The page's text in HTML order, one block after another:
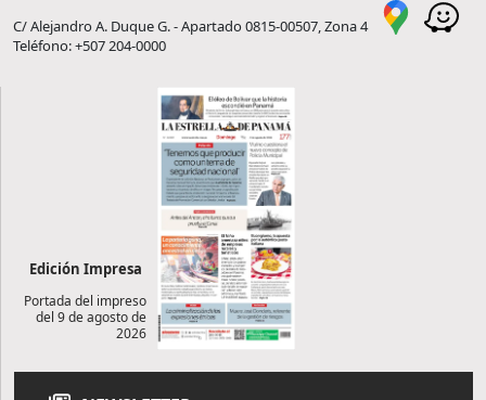
C/ Alejandro A. Duque G. - Apartado 0815-00507, Zona 4
Teléfono: +507 204-0000
Edición Impresa
Portada del impreso
del 9 de agosto de
2026